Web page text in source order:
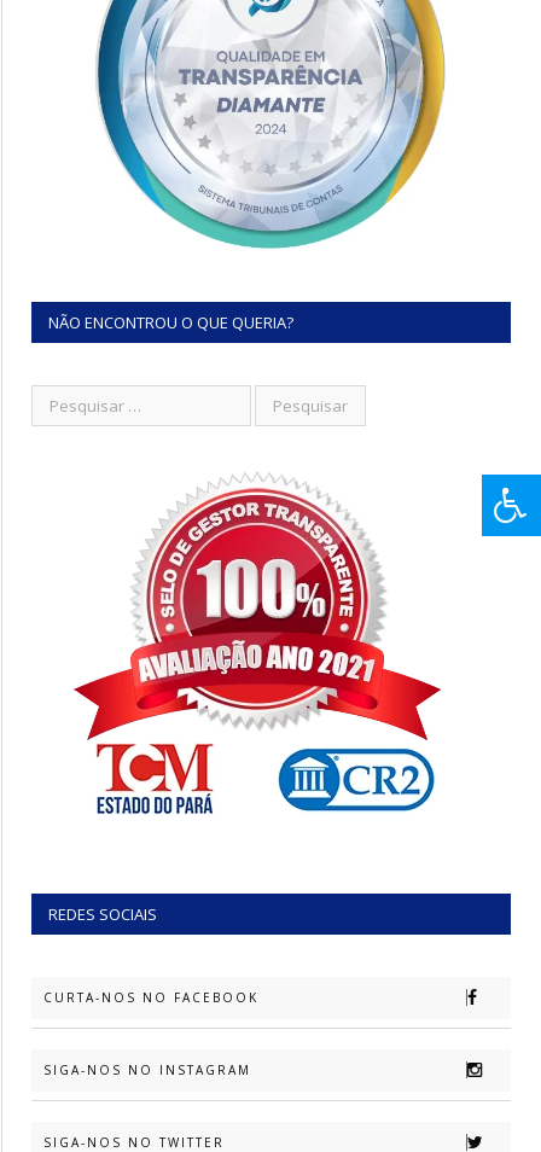
NÃO ENCONTROU O QUE QUERIA?
REDES SOCIAIS
CURTA-NOS NO FACEBOOK
SIGA-NOS NO INSTAGRAM
SIGA-NOS NO TWITTER